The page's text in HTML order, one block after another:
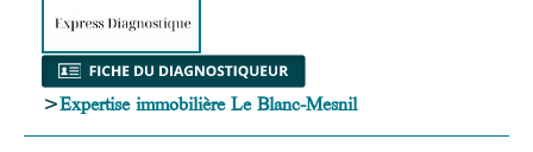
>Expertise immobilière Le Blanc-Mesnil